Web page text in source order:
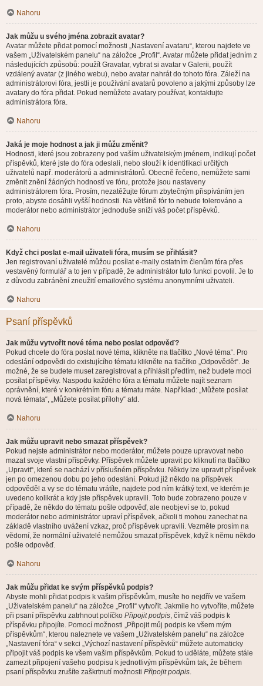
Nahoru
Jak můžu u svého jména zobrazit avatar?
Avatar můžete přidat pomocí možnosti „Nastavení avataru“, kterou najdete ve
vašem „Uživatelském panelu“ na záložce „Profil“. Avatar můžete přidat jedním z
následujících způsobů: použít Gravatar, vybrat si avatar v Galerii, použít
vzdálený avatar (z jiného webu), nebo avatar nahrát do tohoto fóra. Záleží na
administrátorovi fóra, jestli je používání avatarů povoleno a jakými způsoby lze
avatary do fóra přidat. Pokud nemůžete avatary používat, kontaktujte
administrátora fóra.
Nahoru
Jaká je moje hodnost a jak ji můžu změnit?
Hodnosti, které jsou zobrazeny pod vaším uživatelským jménem, indikují počet
příspěvků, které jste do fóra odeslali, nebo slouží k identifikaci určitých
uživatelů např. moderátorů a administrátorů. Obecně řečeno, nemůžete sami
změnit znění žádných hodností ve fóru, protože jsou nastaveny
administrátorem fóra. Prosím, nezatěžujte fórum zbytečným přispíváním jen
proto, abyste dosáhli vyšší hodnosti. Na většině fór to nebude tolerováno a
moderátor nebo administrátor jednoduše sníží váš počet příspěvků.
Nahoru
Když chci poslat e-mail uživateli fóra, musím se přihlásit?
Jen registrovaní uživatelé můžou posílat e-maily ostatním členům fóra přes
vestavěný formulář a to jen v případě, že administrátor tuto funkci povolil. Je to
z důvodu zabránění zneužití emailového systému anonymními uživateli.
Nahoru
Psaní příspěvků
Jak můžu vytvořit nové téma nebo poslat odpověď?
Pokud chcete do fóra poslat nové téma, klikněte na tlačítko „Nové téma“. Pro
odeslání odpovědi do existujícího tématu klikněte na tlačítko „Odpovědět“. Je
možné, že se budete muset zaregistrovat a přihlásit předtím, než budete moci
posílat příspěvky. Naspodu každého fóra a tématu můžete najít seznam
oprávnění, které v konkrétním fóru a tématu máte. Například: „Můžete posílat
nová témata“, „Můžete posílat přílohy“ atd.
Nahoru
Jak můžu upravit nebo smazat příspěvek?
Pokud nejste administrátor nebo moderátor, můžete pouze upravovat nebo
mazat svoje vlastní příspěvky. Příspěvek můžete upravit po kliknutí na tlačítko
„Upravit“, které se nachází v příslušném příspěvku. Někdy lze upravit příspěvek
jen po omezenou dobu po jeho odeslání. Pokud již někdo na příspěvek
odpověděl a vy se do tématu vrátíte, najdete pod ním krátký text, ve kterém je
uvedeno kolikrát a kdy jste příspěvek upravili. Toto bude zobrazeno pouze v
případě, že někdo do tématu pošle odpověď, ale neobjeví se to, pokud
moderátor nebo administrátor upraví příspěvek, ačkoli ti mohou zanechat na
základě vlastního uvážení vzkaz, proč příspěvek upravili. Vezměte prosím na
vědomí, že normální uživatelé nemůžou smazat příspěvek, když k němu někdo
pošle odpověď.
Nahoru
Jak můžu přidat ke svým příspěvků podpis?
Abyste mohli přidat podpis k vašim příspěvkům, musíte ho nejdřív ve vašem
„Uživatelském panelu“ na záložce „Profil“ vytvořit. Jakmile ho vytvoříte, můžete
při psaní příspěvku zatrhnout políčko Připojit podpis, čímž váš podpis k
příspěvku připojíte. Pomocí možnosti „Připojit můj podpis ke všem mým
příspěvkům“, kterou naleznete ve vašem „Uživatelském panelu“ na záložce
„Nastavení fóra“ v sekci „Výchozí nastavení příspěvků“ můžete automaticky
připojit váš podpis ke všem vašim příspěvkům. Pokud to uděláte, můžete stále
zamezit připojení vašeho podpisu k jednotlivým příspěvkům tak, že během
psaní příspěvku zrušíte zaškrtnutí možnosti Připojit podpis.